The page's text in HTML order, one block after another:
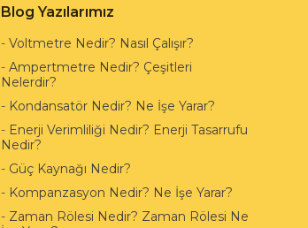
Blog Yazılarımız
- Voltmetre Nedir? Nasıl Çalışır?
- Ampertmetre Nedir? Çeşitleri
Nelerdir?
- Kondansatör Nedir? Ne İşe Yarar?
- Enerji Verimliliği Nedir? Enerji Tasarrufu
Nedir?
- Güç Kaynağı Nedir?
- Kompanzasyon Nedir? Ne İşe Yarar?
- Zaman Rölesi Nedir? Zaman Rölesi Ne